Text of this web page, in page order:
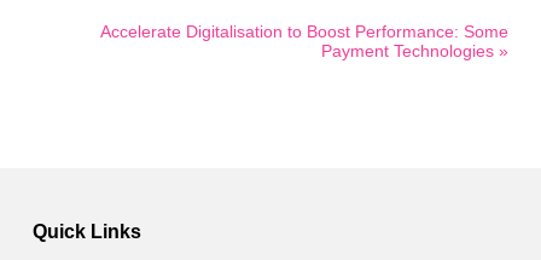
Accelerate Digitalisation to Boost Performance: Some
Payment Technologies »
Quick Links